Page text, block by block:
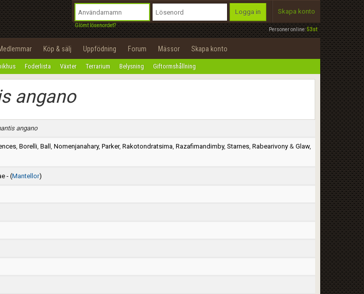
Personer online:53st
Logga in
Glömt lösenordet?
Skapa konto
Köp & sälj Uppfödning Forum Mässor Skapa konto
Foderlista Växter Terrarium Belysning Giftormshållning
angano
angano
, Borelli, Ball , Nomenjanahary, Parker, Rakotondratsima, Razafimandimby, Starnes, Rabearivony& Glaw,
- (Mantellor)
Utför
100%
OK
Privacy Policy
Tillbaka till förstasidan